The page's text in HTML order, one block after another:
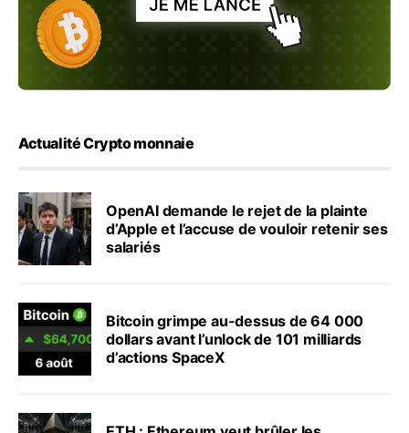
Actualité Crypto monnaie
OpenAI demande le rejet de la plainte
d’Apple et l’accuse de vouloir retenir ses
salariés
Bitcoin grimpe au-dessus de 64 000
dollars avant l’unlock de 101 milliards
d’actions SpaceX